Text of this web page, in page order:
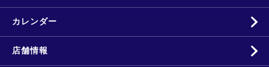
カレンダー
店舗情報